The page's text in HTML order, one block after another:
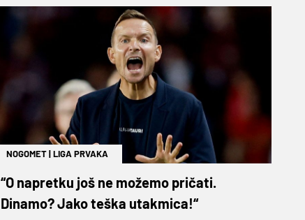
NOGOMET|LIGA PRVAKA
“O napretku još ne možemo pričati.
Dinamo? Jako teška utakmica!“